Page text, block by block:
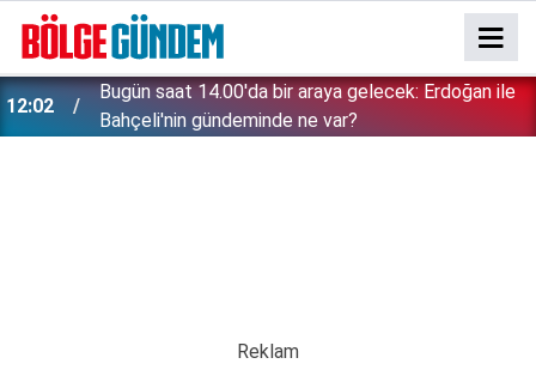
12:02
Bugün saat 14.00'da bir araya gelecek: Erdoğan ile
Bahçeli'nin gündeminde ne var?